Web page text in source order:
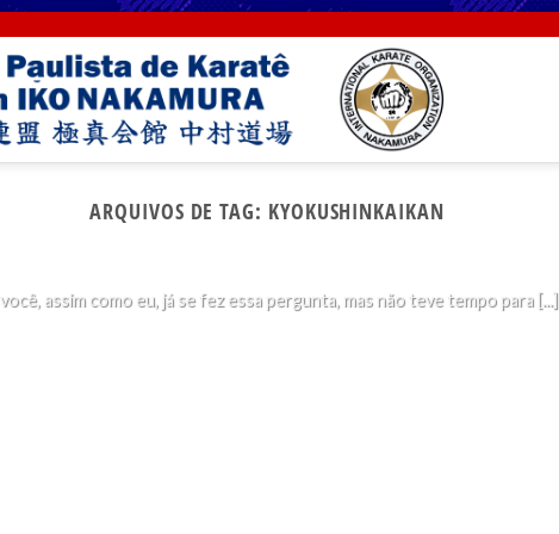
ARQUIVOS DE TAG: KYOKUSHINKAIKAN
socos no rosto são proibidos no karatê Kyokushin?
você, assim como eu, já se fez essa pergunta, mas não teve tempo para [...]